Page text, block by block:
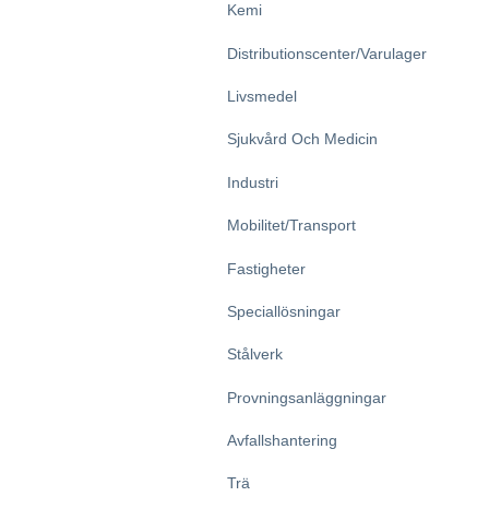
Kemi
Distributionscenter/varulager
Livsmedel
Sjukvård Och Medicin
Industri
Mobilitet/transport
Fastigheter
Speciallösningar
Stålverk
Provningsanläggningar
Avfallshantering
Trä